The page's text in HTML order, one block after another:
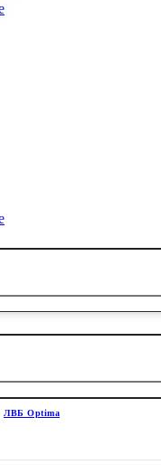
ЛВБ Optima